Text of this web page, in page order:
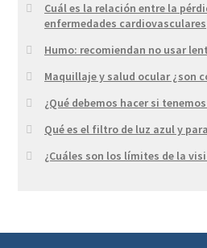
Cuál es la relación entre la
enfermedades cardiovasculares
Humo: recomiendan no usar
Maquillaje y salud ocular ¿son
¿Qué debemos hacer si
Qué es el filtro de luz azul y
¿Cuáles son los límites de la